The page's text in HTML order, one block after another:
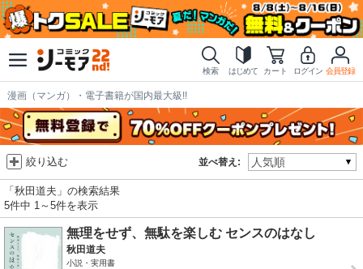
検索 はじめて カート ログイン 会員登録
漫画（マンガ）・電子書籍が国内最大級!!
並べ替え:
絞り込む
「秋田道夫」の検索結果
5件中 1～5件を表示
無理をせず、無駄を楽しむ センスのはなし
秋田道夫
小説・実用書